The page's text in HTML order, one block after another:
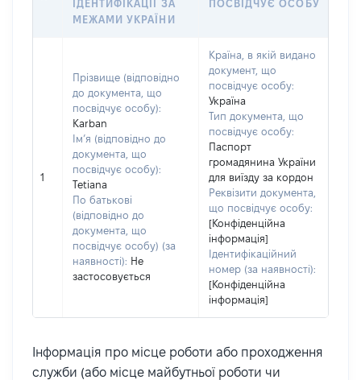
ІДЕНТИФІКАЦІЇ ЗА
МЕЖАМИ УКРАЇНИ
ПОСВІДЧУЄ ОСОБУ
1
Прізвище (відповідно
до документа, що
посвідчує особу):
Karban
Ім’я (відповідно до
документа, що
посвідчує особу):
Tetiana
По батькові
(відповідно до
документа, що
посвідчує особу) (за
наявності): Не
застосовується
Країна, в якій видано
документ, що
посвідчує особу:
Україна
Тип документа, що
посвідчує особу:
Паспорт
громадянина України
для виїзду за кордон
Реквізити документа,
що посвідчує особу:
[Конфіденційна
інформація]
Ідентифікаційний
номер (за наявності):
[Конфіденційна
інформація]
Інформація про місце роботи або проходження
служби (або місце майбутньої роботи чи